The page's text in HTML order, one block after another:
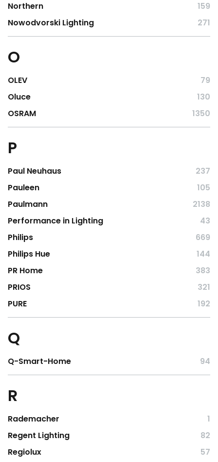
Northern
159
Nowodvorski Lighting
271
O
OLEV
79
Oluce
130
OSRAM
1350
P
Paul Neuhaus
237
Pauleen
105
Paulmann
2138
Performance in Lighting
43
Philips
669
Philips Hue
144
PR Home
383
PRIOS
321
PURE
192
Q
Q-Smart-Home 94
R
Rademacher
1
Regent Lighting
82
Regiolux
57